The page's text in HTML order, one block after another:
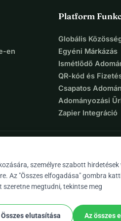
en
Platform
Globális
Egyéni Márkázás
Ismétlődő
QR-kód és
Csapatos
Adományozási
Zapier Integráció
személyre szabott
Az "Összes elfogadása" gombra
megtudni, tekintse meg
Összes elutasítása Az összes